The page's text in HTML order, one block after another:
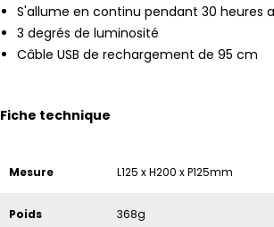
S'allume en continu pendant 30 heures
3 degrés de luminosité
Câble USB de rechargement de 95 cm
Fiche technique
Mesure L125 x H200 x P125mm
Poids 368g